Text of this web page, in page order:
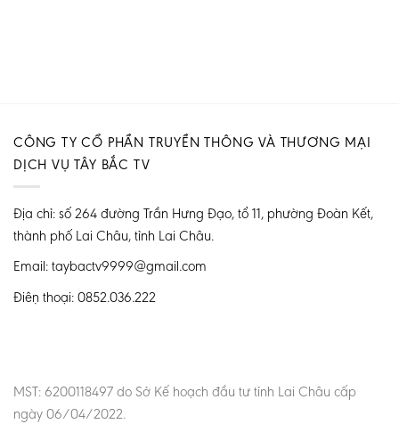
CÔNG TY CỔ PHẦN TRUYỀN THÔNG VÀ THƯƠNG MẠI
DỊCH VỤ TÂY BẮC TV
Địa chỉ: số 264 đường Trần Hưng Đạo, tổ 11, phường Đoàn Kết,
thành phố Lai Châu, tỉnh Lai Châu.
Email: taybactv9999@gmail.com
Điện thoại: 0852.036.222
MST: 6200118497 do Sở Kế hoạch đầu tư tỉnh Lai Châu cấp
ngày 06/04/2022.